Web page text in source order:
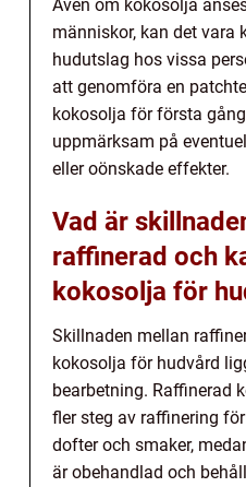
Även om kokosolja
människor, kan det vara
hudutslag hos vissa
att genomföra en
kokosolja för första
uppmärksam på
eller oönskade effekter.
Vad är
raffinerad och
kokosolja för
Skillnaden mellan
kokosolja för hudvård
bearbetning. Raffinerad
fler steg av raffinering
dofter och smaker,
är obehandlad och